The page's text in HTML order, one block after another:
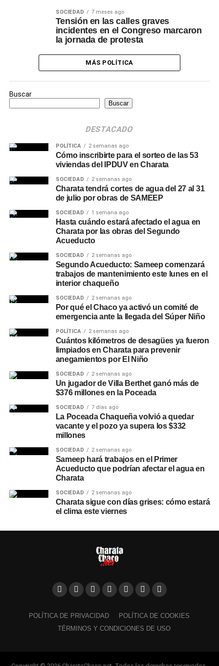
SOCIEDAD 7 meses ago
Tensión en las calles graves
incidentes en el Congreso marcaron
la jornada de protesta
MÁS POLÍTICA
Buscar
Buscar
DESTACADO
POLÍTICA 2 semanas ago
Cómo inscribirte para el sorteo de las 53
viviendas del IPDUV en Charata
SOCIEDAD 2 semanas ago
Charata tendrá cortes de agua del 27 al 31
de julio por obras de SAMEEP
SOCIEDAD 1 semana ago
Hasta cuándo estará afectado el agua en
Charata por las obras del Segundo
Acueducto
SOCIEDAD 2 semanas ago
Segundo Acueducto: Sameep comenzará
trabajos de mantenimiento este lunes en el
interior chaqueño
SOCIEDAD 2 semanas ago
Por qué el Chaco ya activó un comité de
emergencia ante la llegada del Súper Niño
POLÍTICA 2 semanas ago
Cuántos kilómetros de desagües ya fueron
limpiados en Charata para prevenir
anegamientos por El Niño
SOCIEDAD 2 semanas ago
Un jugador de Villa Berthet ganó más de
$376 millones en la Poceada
SOCIEDAD 7 días ago
La Poceada Chaqueña volvió a quedar
vacante y el pozo ya supera los $332
millones
SOCIEDAD 2 semanas ago
Sameep hará trabajos en el Primer
Acueducto que podrían afectar el agua en
Charata
SOCIEDAD 2 semanas ago
Charata sigue con días grises: cómo estará
el clima este viernes
POLÍTICA DE PRIVACIDAD
POLÍTICA DE COOKIES
TÉRMINOS Y CONDICIONES DE USO